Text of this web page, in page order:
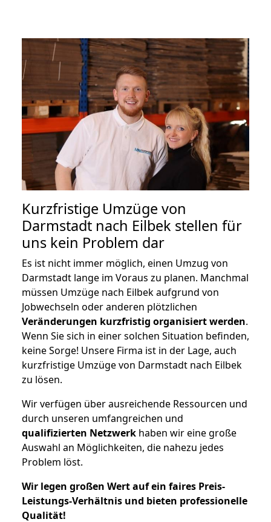
Kurzfristige Umzüge von
Darmstadt nach Eilbek stellen für
uns kein Problem dar
Es ist nicht immer möglich, einen Umzug von
Darmstadt lange im Voraus zu planen. Manchmal
müssen Umzüge nach Eilbek aufgrund von
Jobwechseln oder anderen plötzlichen
Veränderungen kurzfristig organisiert werden.
Wenn Sie sich in einer solchen Situation befinden,
keine Sorge! Unsere Firma ist in der Lage, auch
kurzfristige Umzüge von Darmstadt nach Eilbek
zu lösen.
Wir verfügen über ausreichende Ressourcen und
durch unseren umfangreichen und
qualifizierten Netzwerk haben wir eine große
Auswahl an Möglichkeiten, die nahezu jedes
Problem löst.
Wir legen großen Wert auf ein faires Preis-
Leistungs-Verhältnis und bieten professionelle
Qualität!